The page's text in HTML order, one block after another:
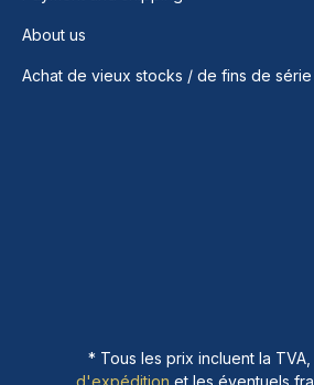
About us
Achat de vieux stocks / de fins de série
* Tous les prix incluent la